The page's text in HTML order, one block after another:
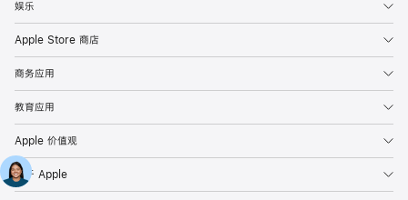
娱乐
Apple Store 商店
商务应用
教育应用
Apple 价值观
关于 Apple